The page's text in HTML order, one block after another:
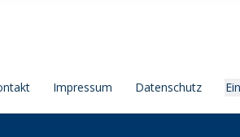
Impressum Datenschutz